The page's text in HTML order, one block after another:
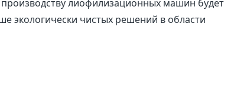
лиофилизационных машин будет
экологически чистых решений в области